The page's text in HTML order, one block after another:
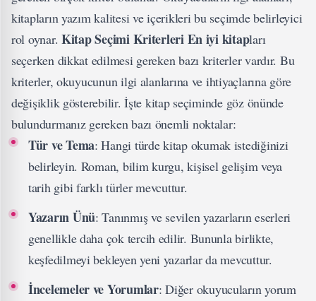
kitapların yazım kalitesi ve içerikleri bu seçimde belirleyici
rol oynar.Kitap Seçimi KriterleriEn iyi kitapları
seçerken dikkat edilmesi gereken bazı kriterler vardır. Bu
kriterler, okuyucunun ilgi alanlarına ve ihtiyaçlarına göre
değişiklik gösterebilir. İşte kitap seçiminde göz önünde
bulundurmanız gereken bazı önemli noktalar:
Tür ve Tema: Hangi türde kitap okumak istediğinizi
belirleyin. Roman, bilim kurgu, kişisel gelişim veya
tarih gibi farklı türler mevcuttur.
Yazarın Ünü: Tanınmış ve sevilen yazarların eserleri
genellikle daha çok tercih edilir. Bununla birlikte,
keşfedilmeyi bekleyen yeni yazarlar da mevcuttur.
İncelemeler ve Yorumlar: Diğer okuyucuların yorum